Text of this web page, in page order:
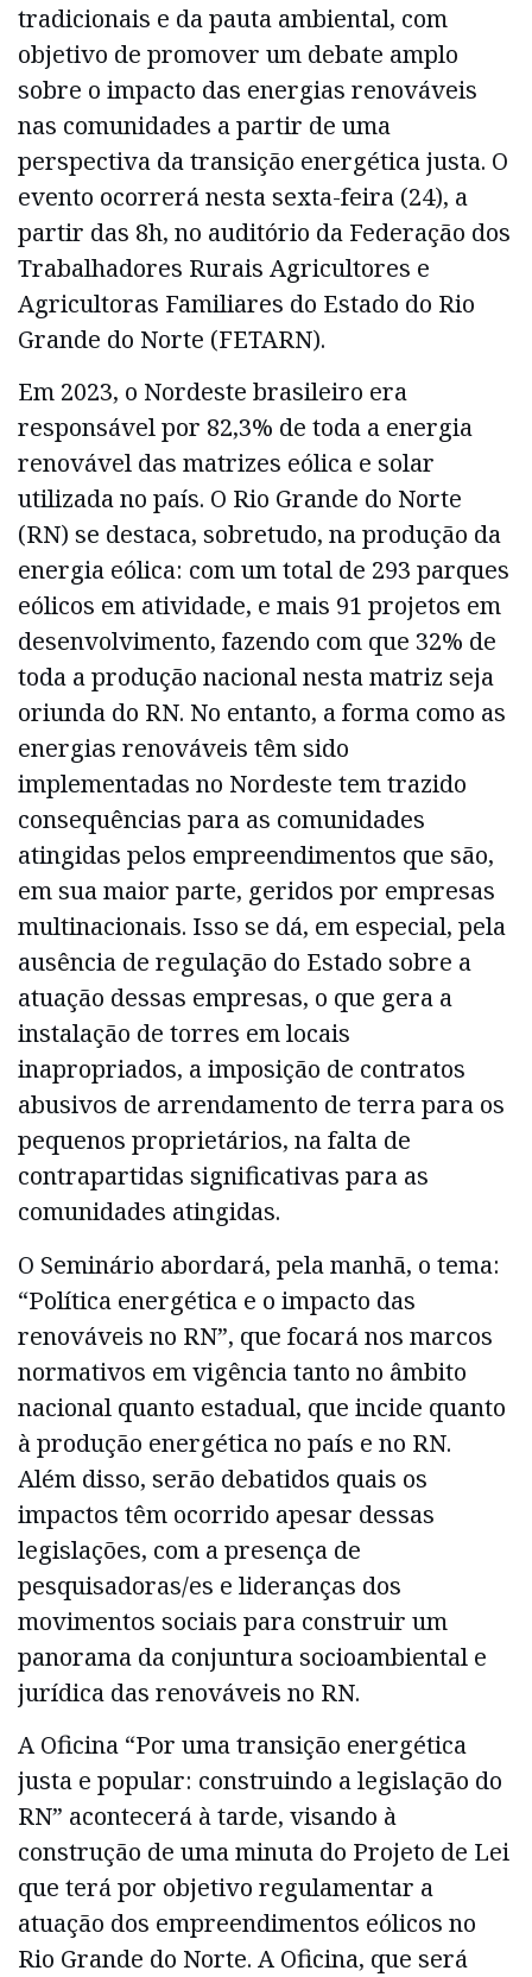
tradicionais e da pauta ambiental, com
objetivo de promover um debate amplo
sobre o impacto das energias renováveis
nas comunidades a partir de uma
perspectiva da transição energética justa. O
evento ocorrerá nesta sexta-feira (24), a
partir das 8h, no auditório da Federação dos
Trabalhadores Rurais Agricultores e
Agricultoras Familiares do Estado do Rio
Grande do Norte (FETARN).
Em 2023, o Nordeste brasileiro era
responsável por 82,3% de toda a energia
renovável das matrizes eólica e solar
utilizada no país. O Rio Grande do Norte
(RN) se destaca, sobretudo, na produção da
energia eólica: com um total de 293 parques
eólicos em atividade, e mais 91 projetos em
desenvolvimento, fazendo com que 32% de
toda a produção nacional nesta matriz seja
oriunda do RN. No entanto, a forma como as
energias renováveis têm sido
implementadas no Nordeste tem trazido
consequências para as comunidades
atingidas pelos empreendimentos que são,
em sua maior parte, geridos por empresas
multinacionais. Isso se dá, em especial, pela
ausência de regulação do Estado sobre a
atuação dessas empresas, o que gera a
instalação de torres em locais
inapropriados, a imposição de contratos
abusivos de arrendamento de terra para os
pequenos proprietários, na falta de
contrapartidas significativas para as
comunidades atingidas.
O Seminário abordará, pela manhã, o tema:
“Política energética e o impacto das
renováveis no RN”, que focará nos marcos
normativos em vigência tanto no âmbito
nacional quanto estadual, que incide quanto
à produção energética no país e no RN.
Além disso, serão debatidos quais os
impactos têm ocorrido apesar dessas
legislações, com a presença de
pesquisadoras/es e lideranças dos
movimentos sociais para construir um
panorama da conjuntura socioambiental e
jurídica das renováveis no RN.
A Oficina “Por uma transição energética
justa e popular: construindo a legislação do
RN” acontecerá à tarde, visando à
construção de uma minuta do Projeto de Lei
que terá por objetivo regulamentar a
atuação dos empreendimentos eólicos no
Rio Grande do Norte. A Oficina, que será